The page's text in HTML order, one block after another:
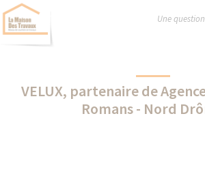
Une
VELUX, partenaire de
Romans - Nord